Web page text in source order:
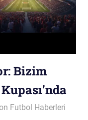
Bizim
Futbol Haberleri